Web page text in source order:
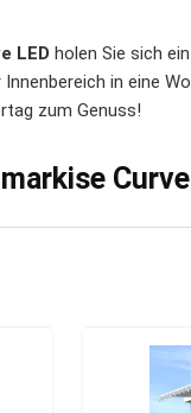
LED holen Sie sich
in eine
zum Genuss!